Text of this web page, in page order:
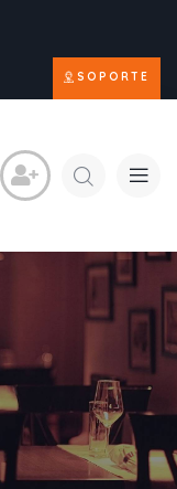
SOPORTE